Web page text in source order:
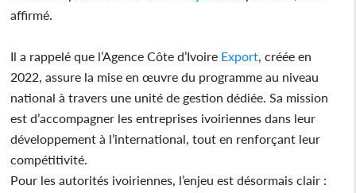
affirmé.
Il a rappelé que l’Agence Côte d’Ivoire Export , créée en
2022, assure la mise en œuvre du programme au niveau
national à travers une unité de gestion dédiée. Sa mission
est d’accompagner les entreprises ivoiriennes dans leur
développement à l’international, tout en renforçant leur
compétitivité.
Pour les autorités ivoiriennes, l’enjeu est désormais clair :